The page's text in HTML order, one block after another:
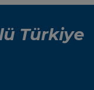
Türkiye